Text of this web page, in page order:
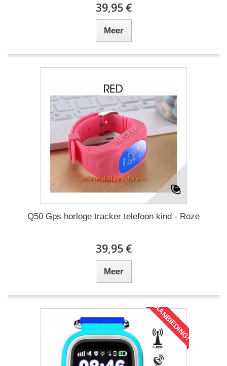
39,95 €
Meer
Q50 Gps horloge tracker telefoon kind - Roze
39,95 €
Meer
AANBIEDING!